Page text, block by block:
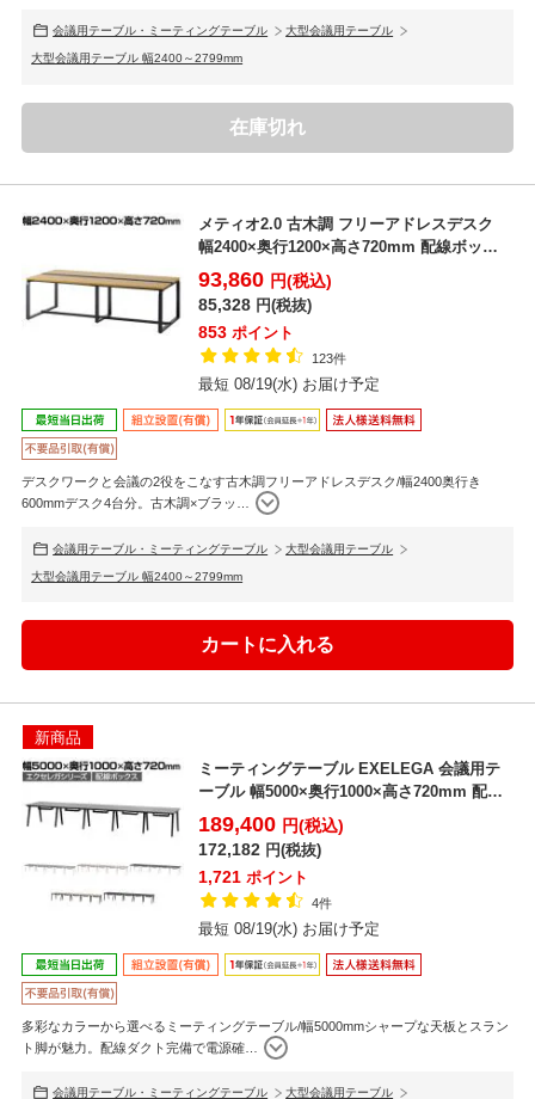
会議用テーブル・ミーティングテーブル 大型会議用テーブル
大型会議用テーブル 幅2400～2799mm
在庫切れ
メティオ2.0 古木調 フリーアドレスデスク
幅2400×奥行1200×高さ720mm 配線ボック
ス...
93,860 円(税込)
85,328 円(税抜)
853 ポイント
123件
最短 08/19(水) お届け予定
デスクワークと会議の2役をこなす古木調フリーアドレスデスク/幅2400奥行き
600mmデスク4台分。古木調×ブラッ
会議用テーブル・ミーティングテーブル 大型会議用テーブル
大型会議用テーブル 幅2400～2799mm
新商品
ミーティングテーブル EXELEGA 会議用テ
ーブル 幅5000×奥行1000×高さ720mm 配
線...
189,400 円(税込)
172,182 円(税抜)
1,721 ポイント
4件
最短 08/19(水) お届け予定
多彩なカラーから選べるミーティングテーブル/幅5000mmシャープな天板とスラン
ト脚が魅力。配線ダクト完備で電源確…
会議用テーブル・ミーティングテーブル 大型会議用テーブル